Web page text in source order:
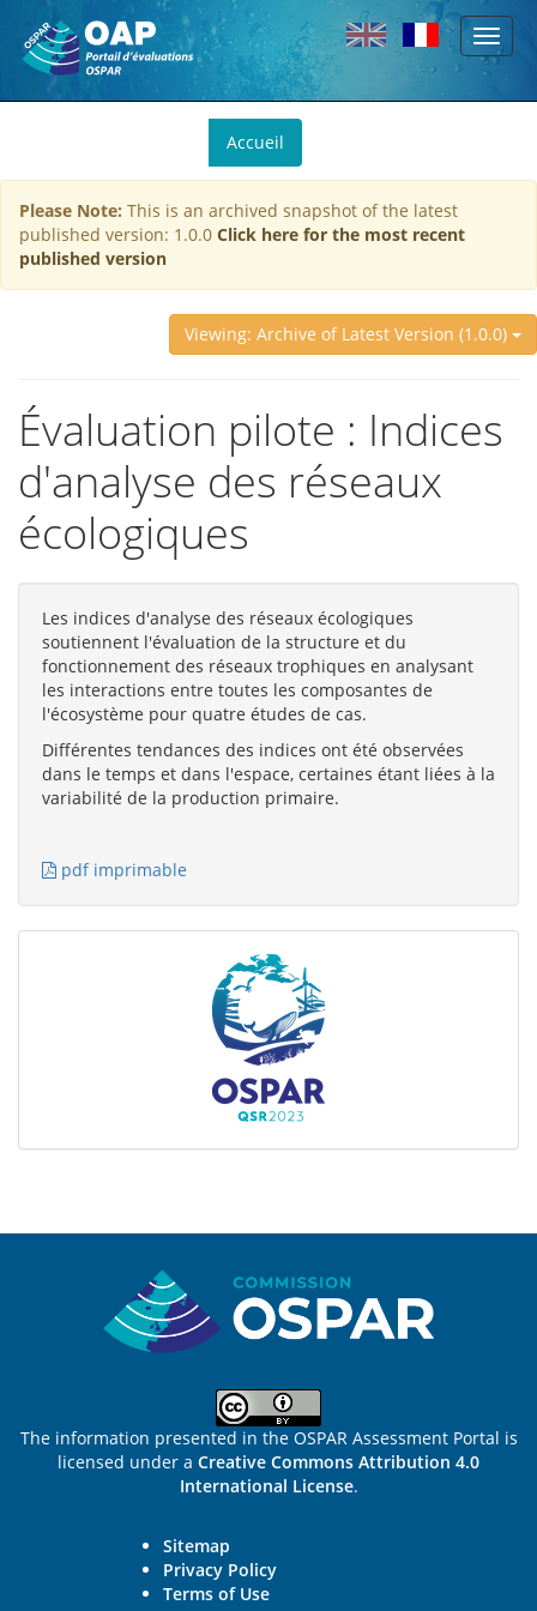
Skip to main content
Toggle
You
are
here
Accueil
Please Note: This is an archived snapshot of the latest
published version: 1.0.0 Click here for the most recent
published version
Viewing: Archive of Latest Version (1.0.0)
Évaluation pilote : Indices
d'analyse des réseaux
écologiques
Les indices d'analyse des réseaux écologiques
soutiennent l'évaluation de la structure et du
fonctionnement des réseaux trophiques en analysant
les interactions entre toutes les composantes de
l'écosystème pour quatre études de cas.
Différentes tendances des indices ont été observées
dans le temps et dans l'espace, certaines étant liées à la
variabilité de la production primaire.
pdf imprimable
The information presented in the OSPAR Assessment Portal is
licensed under a Creative Commons Attribution 4.0
International License.
Sitemap
Privacy Policy
Terms of Use